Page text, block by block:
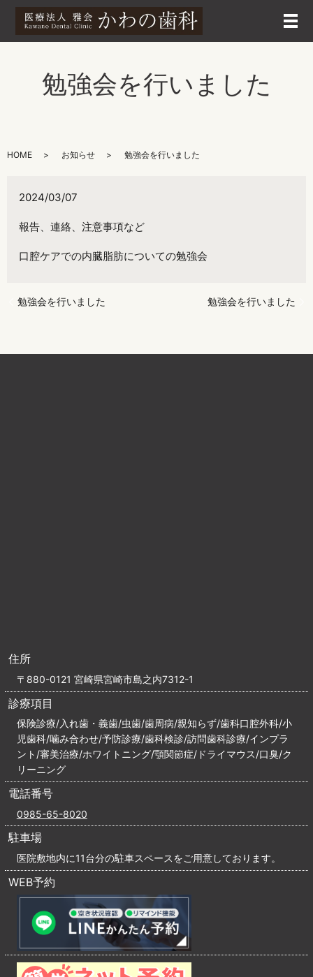
メ
勉強会を行いました
HOME お知らせ 勉強会を行いました
2024/03/07
報告、連絡、注意事項など
口腔ケアでの内臓脂肪についての勉強会
勉強会を行いました 勉強会を行いました
住所
〒880-0121 宮崎県宮崎市島之内7312-1
診療項目
保険診療/入れ歯・義歯/虫歯/歯周病/親知らず/歯科口腔外科/小
児歯科/噛み合わせ/予防診療/歯科検診/訪問歯科診療/インプラ
ント/審美治療/ホワイトニング/顎関節症/ドライマウス/口臭/ク
リーニング
電話番号
0985-65-8020
駐車場
医院敷地内に11台分の駐車スペースをご用意しております。
WEB予約